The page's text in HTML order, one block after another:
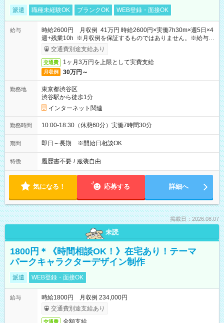
派遣 職種未経験OK ブランクOK WEB登録・面接OK
給与
時給2600円 月収例 41万円 時給2600円×実働7h30m×週5日×4
週+残業10h ※月収例を保証するものではありません。※給与即
受取りサービス利用可（利用条件有）
交通費別途支給あり
交通費 1ヶ月3万円を上限として実費支給
月収例 30万円～
勤務地
東京都渋谷区
渋谷駅から徒歩1分
インターネット関連
勤務時間 10:00-18:30（休憩60分）実働7時間30分
期間 即日～長期 ※開始日相談OK
特徴 履歴書不要 / 服装自由
気になる！ 応募する 詳細へ
掲載日：2026.08.07
未読
1800円＊《時間相談OK！》在宅あり！テーマ
パークキャラクターデザイン制作
派遣 WEB登録・面接OK
給与
時給1800円 月収例 234,000円
交通費別途支給あり
交通費 全額支給